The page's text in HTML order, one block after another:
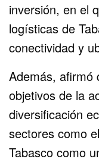
inversión, en el
logísticas de
conectividad y
Además, afirmó
objetivos de la
diversificación
sectores como
Tabasco como